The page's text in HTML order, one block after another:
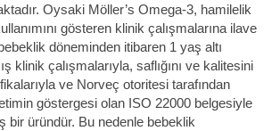
Oysaki Möller’s Omega-3, hamilelik
gösteren klinik çalışmalarına ilave
döneminden itibaren 1 yaş altı
klinik çalışmalarıyla, saflığını ve kalitesini
ve Norveç otoritesi tarafından
göstergesi olan ISO 22000 belgesiyle
bir üründür. Bu nedenle bebeklik